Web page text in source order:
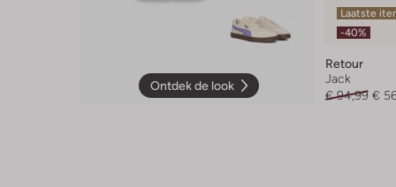
Ontdek de look
Laatste
-40%
Retour
Jack
€ 94,99 €